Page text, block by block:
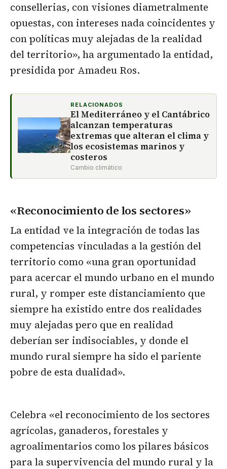
consellerias, con visiones diametralmente
opuestas, con intereses nada coincidentes y
con políticas muy alejadas de la realidad
del territorio», ha argumentado la entidad,
presidida por Amadeu Ros.
RELACIONADOS
El Mediterráneo y el Cantábrico
alcanzan temperaturas
extremas que alteran el clima y
los ecosistemas marinos y
costeros
Cambio climático
«Reconocimiento de los sectores»
La entidad ve la integración de todas las
competencias vinculadas a la gestión del
territorio como «una gran oportunidad
para acercar el mundo urbano en el mundo
rural, y romper este distanciamiento que
siempre ha existido entre dos realidades
muy alejadas pero que en realidad
deberían ser indisociables, y donde el
mundo rural siempre ha sido el pariente
pobre de esta dualidad».
Celebra «el reconocimiento de los sectores
agrícolas, ganaderos, forestales y
agroalimentarios como los pilares básicos
para la supervivencia del mundo rural y la